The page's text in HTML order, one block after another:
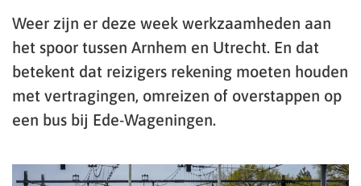
Weer zijn er deze week werkzaamheden aan
het spoor tussen Arnhem en Utrecht. En dat
betekent dat reizigers rekening moeten houden
met vertragingen, omreizen of overstappen op
een bus bij Ede-Wageningen.